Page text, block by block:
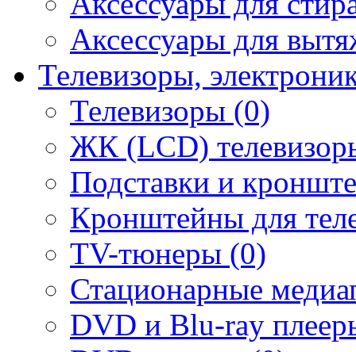
Аксессуары для
Телевизоры,
Телевизоры (0)
ЖК (LCD)
Подставки и
Кронштейны для
TV-тюнеры (0)
Стационарные
DVD и Blu-ray